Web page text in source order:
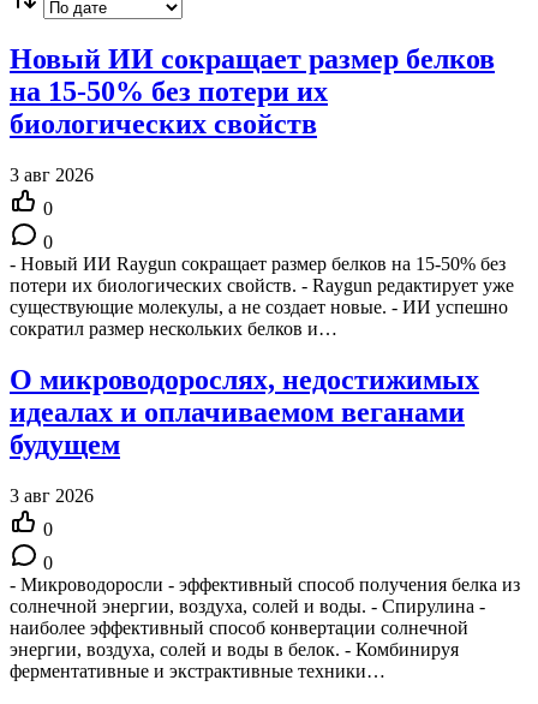
Новый ИИ сокращает размер белков
на 15-50% без потери их
биологических свойств
3 авг 2026
0
0
- Новый ИИ Raygun сокращает размер белков на 15-50% без
потери их биологических свойств. - Raygun редактирует уже
существующие молекулы, а не создает новые. - ИИ успешно
сократил размер нескольких белков и…
О микроводорослях, недостижимых
идеалах и оплачиваемом веганами
будущем
3 авг 2026
0
0
- Микроводоросли - эффективный способ получения белка из
солнечной энергии, воздуха, солей и воды. - Спирулина -
наиболее эффективный способ конвертации солнечной
энергии, воздуха, солей и воды в белок. - Комбинируя
ферментативные и экстрактивные техники…